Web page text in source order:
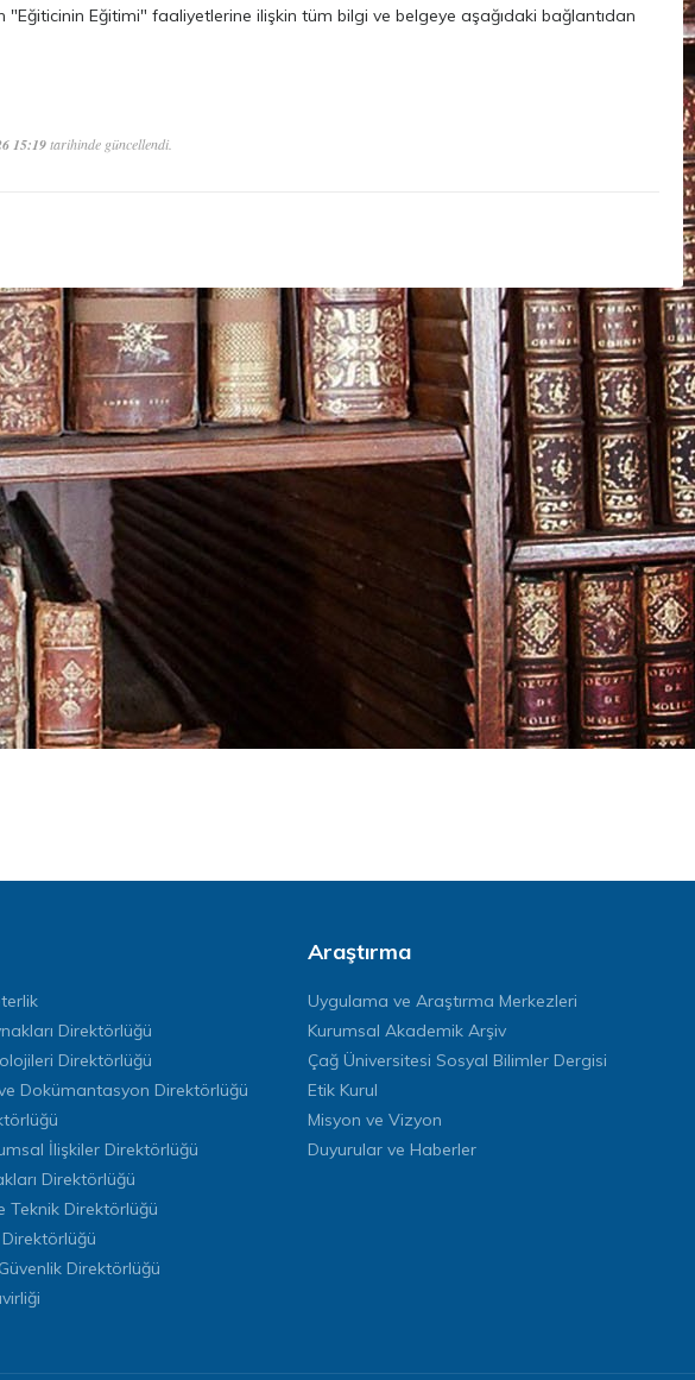
Eğitimi" faaliyetlerine ilişkin tüm bilgi ve belgeye aşağıdaki bağlantıdan
15:19tarihinde güncellendi.
Direktörlüğü
Direktörlüğü
Dokümantasyon Direktörlüğü
İlişkiler Direktörlüğü
Direktörlüğü
Teknik Direktörlüğü
Direktörlüğü
Araştırma
Uygulama ve Araştırma Merkezleri
Kurumsal Akademik Arşiv
Çağ Üniversitesi Sosyal Bilimler Dergisi
Etik Kurul
Misyon ve Vizyon
Duyurular ve Haberler